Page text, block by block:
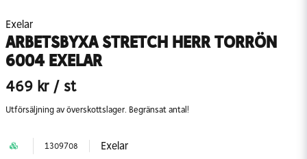
Exelar
ARBETSBYXA STRETCH HERR TORRÖN
6004 EXELAR
469 kr / st
Utförsäljning av överskottslager. Begränsat antal!
1309708 Exelar